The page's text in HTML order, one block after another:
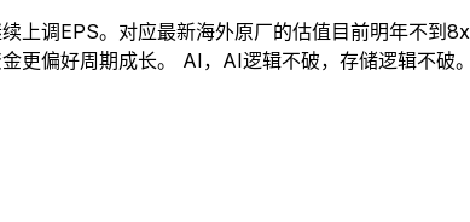
调EPS。对应最新海外原厂的估值目前明年不到
更偏好周期成长。 AI，AI逻辑不破，存储逻辑不破